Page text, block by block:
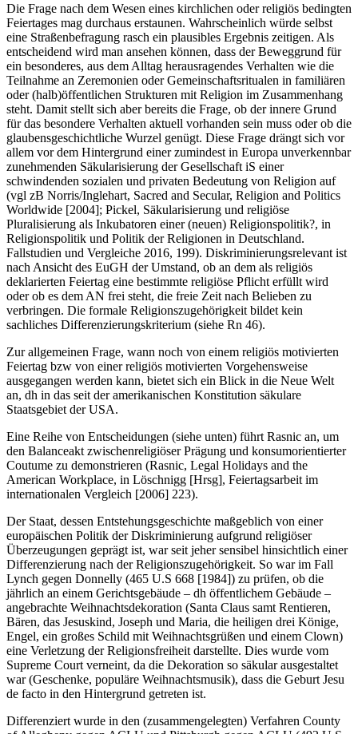
Die Frage nach dem Wesen eines kirchlichen oder religiös bedingten
Feiertages mag durchaus erstaunen. Wahrscheinlich würde selbst
eine Straßenbefragung rasch ein plausibles Ergebnis zeitigen. Als
entscheidend wird man ansehen können, dass der Beweggrund für
ein besonderes, aus dem Alltag herausragendes Verhalten wie die
Teilnahme an Zeremonien oder Gemeinschaftsritualen in familiären
oder (halb)öffentlichen Strukturen mit Religion im Zusammenhang
steht. Damit stellt sich aber bereits die Frage, ob der innere Grund
für das besondere Verhalten aktuell vorhanden sein muss oder ob die
glaubensgeschichtliche Wurzel genügt. Diese Frage drängt sich vor
allem vor dem Hintergrund einer zumindest in Europa unverkennbar
zunehmenden Säkularisierung der Gesellschaft iS einer
schwindenden sozialen und privaten Bedeutung von Religion auf
(vgl zB Norris/Inglehart, Sacred and Secular, Religion and Politics
Worldwide [2004]; Pickel, Säkularisierung und religiöse
Pluralisierung als Inkubatoren einer (neuen) Religionspolitik?, in
Religionspolitik und Politik der Religionen in Deutschland.
Fallstudien und Vergleiche 2016, 199). Diskriminierungsrelevant ist
nach Ansicht des EuGH der Umstand, ob an dem als religiös
deklarierten Feiertag eine bestimmte religiöse Pflicht erfüllt wird
oder ob es dem AN frei steht, die freie Zeit nach Belieben zu
verbringen. Die formale Religionszugehörigkeit bildet kein
sachliches Differenzierungskriterium (siehe Rn 46).
Zur allgemeinen Frage, wann noch von einem religiös motivierten
Feiertag bzw von einer religiös motivierten Vorgehensweise
ausgegangen werden kann, bietet sich ein Blick in die Neue Welt
an, dh in das seit der amerikanischen Konstitution säkulare
Staatsgebiet der USA.
Eine Reihe von Entscheidungen (siehe unten) führt Rasnic an, um
den Balanceakt zwischenreligiöser Prägung und konsumorientierter
Coutume zu demonstrieren (Rasnic, Legal Holidays and the
American Workplace, in Löschnigg [Hrsg], Feiertagsarbeit im
internationalen Vergleich [2006] 223).
Der Staat, dessen Entstehungsgeschichte maßgeblich von einer
europäischen Politik der Diskriminierung aufgrund religiöser
Überzeugungen geprägt ist, war seit jeher sensibel hinsichtlich einer
Differenzierung nach der Religionszugehörigkeit. So war im Fall
Lynch gegen Donnelly (465 U.S 668 [1984]) zu prüfen, ob die
jährlich an einem Gerichtsgebäude – dh öffentlichem Gebäude –
angebrachte Weihnachtsdekoration (Santa Claus samt Rentieren,
Bären, das Jesuskind, Joseph und Maria, die heiligen drei Könige,
Engel, ein großes Schild mit Weihnachtsgrüßen und einem Clown)
eine Verletzung der Religionsfreiheit darstellte. Dies wurde vom
Supreme Court verneint, da die Dekoration so säkular ausgestaltet
war (Geschenke, populäre Weihnachtsmusik), dass die Geburt Jesu
de facto in den Hintergrund getreten ist.
Differenziert wurde in den (zusammengelegten) Verfahren County